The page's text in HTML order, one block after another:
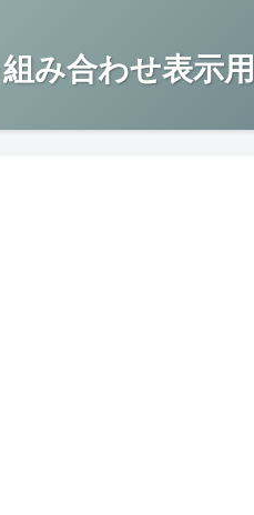
み合わせ表示